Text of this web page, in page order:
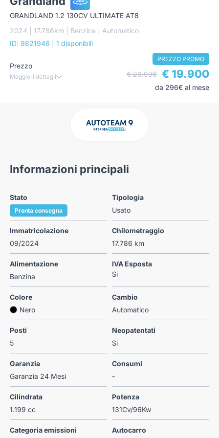
GRANDLAND 1.2 130CV ULTIMATE AT8
2024 | 17.786km | Benzina | Automatico
ID: 9821946
| 1 disponibili
Prezzo
Maggiori dettagli
PREZZO PROMO
€ 26.936 € 19.900
da 296€ al mese
Informazioni principali
Stato
Pronta consegna
Tipologia
Usato
Immatricolazione
09/2024
Chilometraggio
17.786 km
Alimentazione
Benzina
IVA Esposta
Si
Colore
Nero
Cambio
Automatico
Posti
5
Neopatentati
Si
Garanzia
Garanzia 24 Mesi
Consumi
-
Cilindrata
1.199 cc
Potenza
131Cv/96Kw
Categoria emissioni
Autocarro